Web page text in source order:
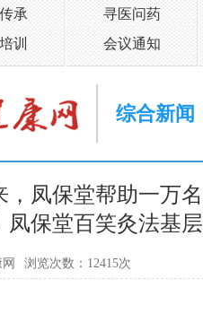
承
寻医问药
训 会议通知
综合新闻
，凤保堂帮助一万
凤保堂百笑灸法基
浏览次数：12415次